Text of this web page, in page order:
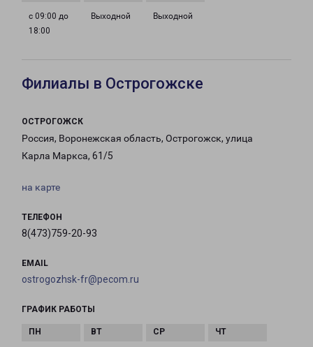
с 09:00 до
18:00
Выходной Выходной
Филиалы в Острогожске
ОСТРОГОЖСК
Россия, Воронежская область, Острогожск, улица
Карла Маркса, 61/5
на карте
ТЕЛЕФОН
8(473)759-20-93
EMAIL
ostrogozhsk-fr@pecom.ru
ГРАФИК РАБОТЫ